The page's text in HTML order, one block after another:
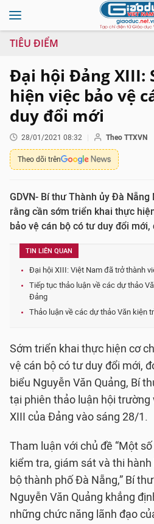
TIÊU ĐIỂM
Đại hội Đảng XIII:
hiện việc bảo vệ
duy đổi mới
28/01/2021 08:32 Theo TTXVN
Theo dõi trên
GDVN- Bí thư Thành ủy Đà Nẵng
rằng cần sớm triển khai thực
bảo vệ cán bộ có tư duy đổi
TIN LIÊN QUAN
Đại hội XIII: Việt Nam đã trở thành
Tiếp tục thảo luận về các dự thảo
Đảng
Thảo luận về các dự thảo Văn kiện
Sớm triển khai thực hiện cơ
vệ cán bộ có tư duy đổi mới,
biểu Nguyễn Văn Quảng, Bí
tại phiên thảo luận hội trường
XIII của Đảng vào sáng 28/1.
Tham luận với chủ đề “Một
kiểm tra, giám sát và thi
bộ thành phố Đà Nẵng,” Bí
Nguyễn Văn Quảng khẳng
những chức năng lãnh đạo